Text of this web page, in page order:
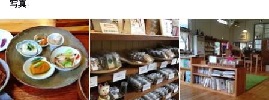
写真